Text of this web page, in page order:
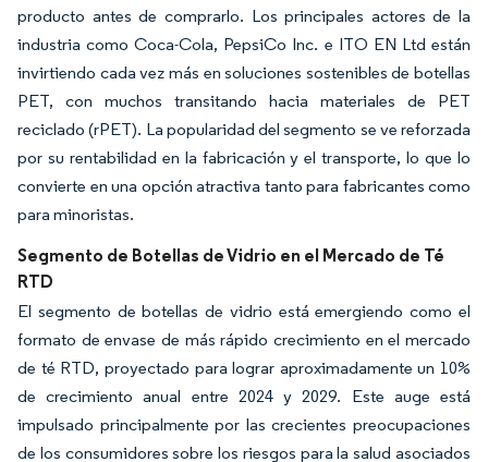
producto antes de comprarlo. Los principales actores de la
industria como Coca-Cola, PepsiCo Inc. e ITO EN Ltd están
invirtiendo cada vez más en soluciones sostenibles de botellas
PET, con muchos transitando hacia materiales de PET
reciclado (rPET). La popularidad del segmento se ve reforzada
por su rentabilidad en la fabricación y el transporte, lo que lo
convierte en una opción atractiva tanto para fabricantes como
para minoristas.
Segmento de Botellas de Vidrio en el Mercado de Té
RTD
El segmento de botellas de vidrio está emergiendo como el
formato de envase de más rápido crecimiento en el mercado
de té RTD, proyectado para lograr aproximadamente un 10%
de crecimiento anual entre 2024 y 2029. Este auge está
impulsado principalmente por las crecientes preocupaciones
de los consumidores sobre los riesgos para la salud asociados